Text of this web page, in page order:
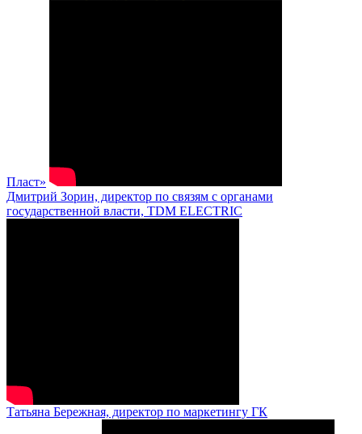
Пласт»
Дмитрий Зорин, директор по связям с органами
государственной власти, TDM ELECTRIC
Татьяна Бережная, директор по маркетингу ГК